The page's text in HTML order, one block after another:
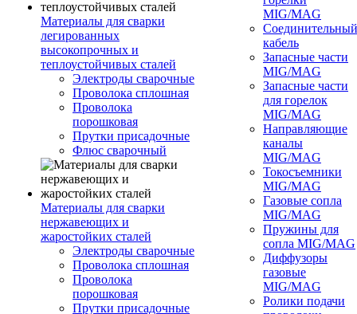
Материалы для сварки
легированных
высокопрочных и
теплоустойчивых сталей
Электроды сварочные
Проволока сплошная
Проволока
порошковая
Прутки присадочные
Флюс сварочный
Материалы для сварки
нержавеющих и
жаростойких сталей
Электроды сварочные
Проволока сплошная
Проволока
порошковая
Прутки присадочные
MIG/MAG
Соединительный
кабель
Запасные части
MIG/MAG
Запасные части
для горелок
MIG/MAG
Направляющие
каналы
MIG/MAG
Токосъемники
MIG/MAG
Газовые сопла
MIG/MAG
Пружины для
сопла MIG/MAG
Диффузоры
газовые
MIG/MAG
Ролики подачи